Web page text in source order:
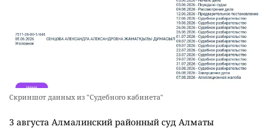
Скриншот данных из "Судебного кабинета"
3 августа Алмалинский районный суд Алматы